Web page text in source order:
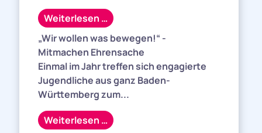
Weiterlesen …
„Wir wollen was bewegen!“ -
Mitmachen Ehrensache
Einmal im Jahr treffen sich engagierte
Jugendliche aus ganz Baden-
Württemberg zum...
Weiterlesen …